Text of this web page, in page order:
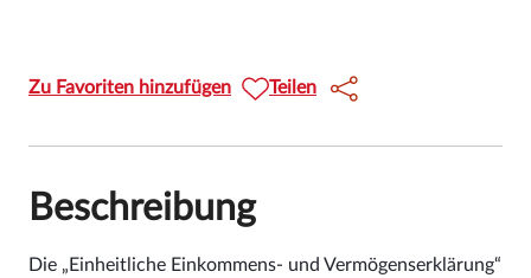
Zu Favoriten hinzufügen Teilen
Beschreibung
Die „Einheitliche Einkommens- und Vermögenserklärung“